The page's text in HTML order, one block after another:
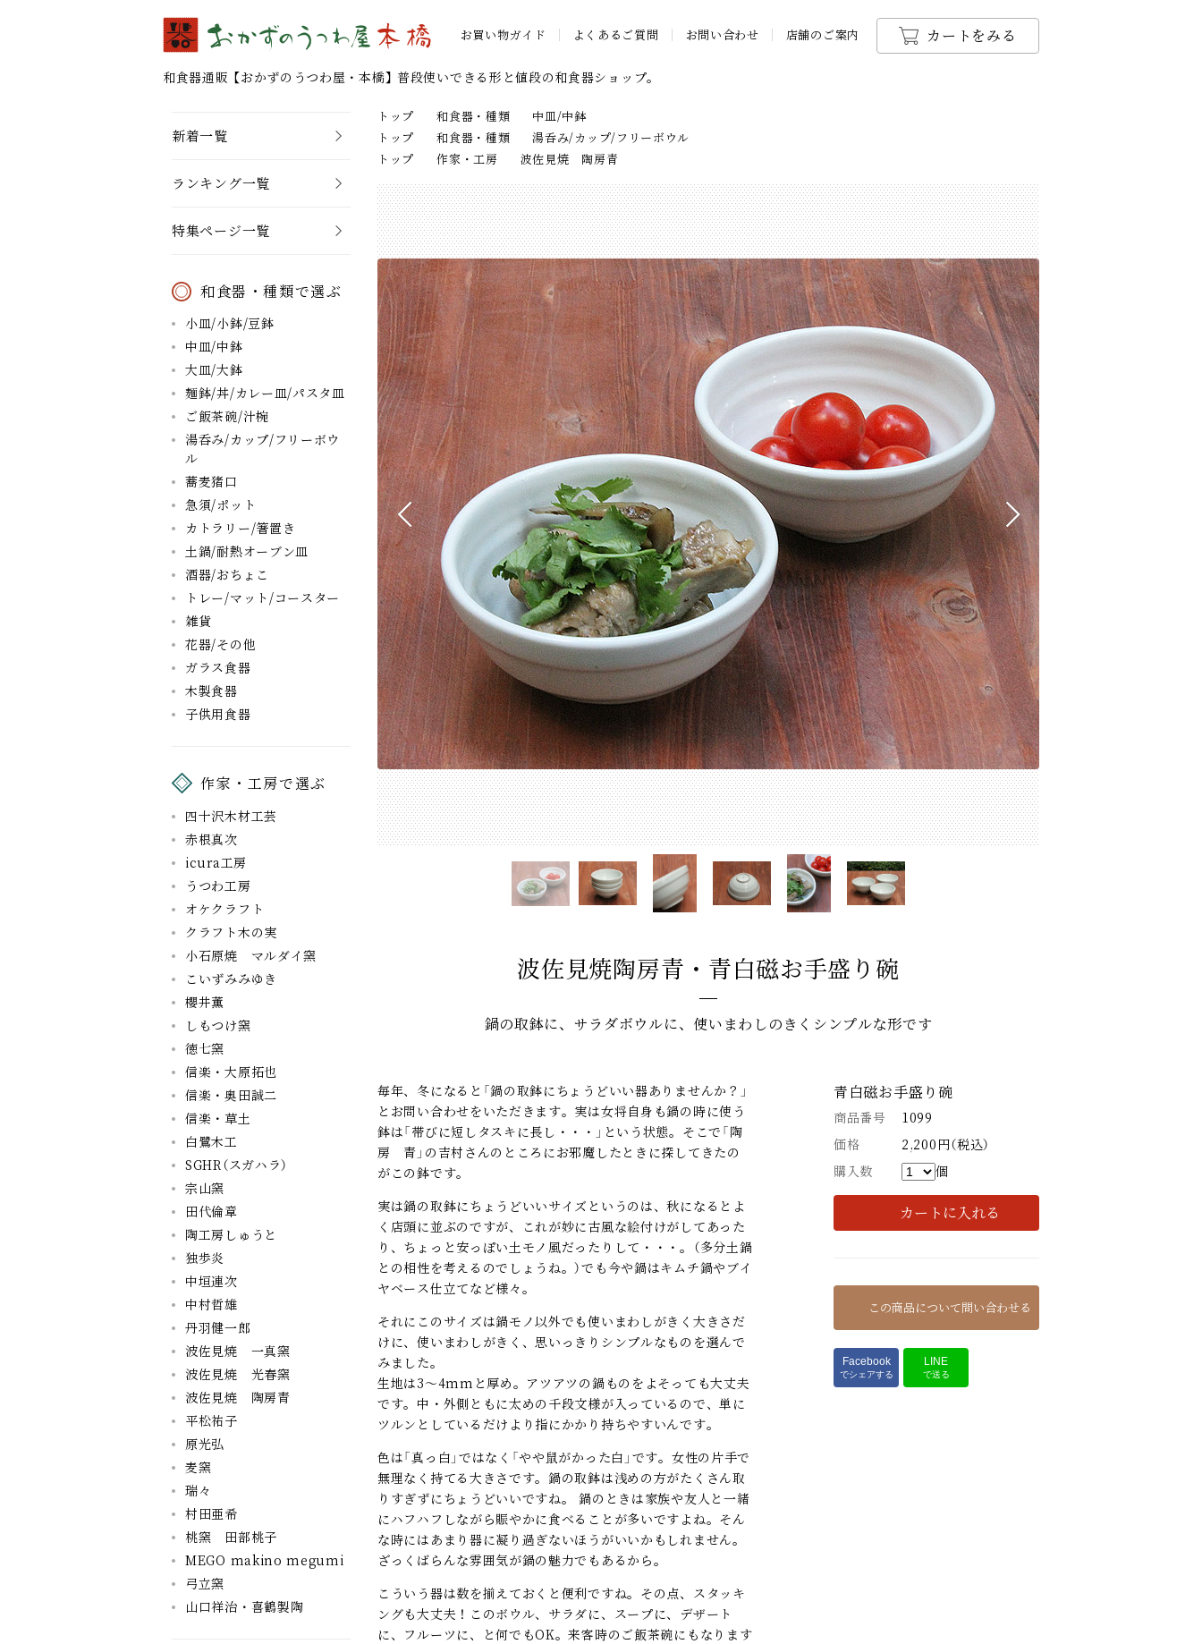
お買い物ガイド よくあるご質問 お問い合わせ 店舗のご案内 カートをみる
和食器通販 【おかずのうつわ屋・本橋】 普段使いできる形と値段の和食器ショップ。
トップ 和食器・種類
中皿/中鉢
トップ
和食器・種類
湯呑み/カップ/フリーボウル
トップ
作家・工房 波佐見焼 陶房青
波佐見焼陶房青・青白磁お手盛り碗
鍋の取鉢に、サラダボウルに、使いまわしのきくシンプルな形です
毎年、冬になると「鍋の取鉢にちょうどいい器ありませんか？」
とお問い合わせをいただきます。実は女将自身も鍋の時に使う
鉢は「帯びに短しタスキに長し・・・」という状態。そこで「陶
房 青」の吉村さんのところにお邪魔したときに探してきたの
がこの鉢です。
実は鍋の取鉢にちょうどいいサイズというのは、秋になるとよ
く店頭に並ぶのですが、これが妙に古風な絵付けがしてあった
り、ちょっと安っぽい土モノ風だったりして・・・。（多分土鍋
との相性を考えるのでしょうね。）でも今や鍋はキムチ鍋やブイ
ヤベース仕立てなど様々。
それにこのサイズは鍋モノ以外でも使いまわしがきく大きさだ
けに、使いまわしがきく、思いっきりシンプルなものを選んで
みました。
生地は3～4mmと厚め。アツアツの鍋ものをよそっても大丈夫
です。中・外側ともに太めの千段文様が入っているので、単に
ツルンとしているだけより指にかかり持ちやすいんです。
色は「真っ白」ではなく「やや鼠がかった白」です。女性の片手で
無理なく持てる大きさです。鍋の取鉢は浅めの方がたくさん取
りすぎずにちょうどいいですね。 鍋のときは家族や友人と一緒
にハフハフしながら賑やかに食べることが多いですよね。そん
な時にはあまり器に凝り過ぎないほうがいいかもしれません。
ざっくばらんな雰囲気が鍋の魅力でもあるから。
こういう器は数を揃えておくと便利ですね。その点、スタッキ
ングも大丈夫！このボウル、サラダに、スープに、デザート
に、フルーツに、と何でもOK。来客時のご飯茶碗にもなります
青白磁お手盛り碗
商品番号
1099
価格
2,200円（税込）
購入数
個
カートに入れる
この商品について問い合わせる
Facebook
でシェアする
LINE
で送る
新着一覧
ランキング一覧
特集ページ一覧
和食器・種類で選ぶ
小皿/小鉢/豆鉢
中皿/中鉢
大皿/大鉢
麺鉢/丼/カレー皿/パスタ皿
ご飯茶碗/汁椀
湯呑み/カップ/フリーボウ
ル
蕎麦猪口
急須/ポット
カトラリー/箸置き
土鍋/耐熱オーブン皿
酒器/おちょこ
トレー/マット/コースター
雑貨
花器/その他
ガラス食器
木製食器
子供用食器
作家・工房で選ぶ
四十沢木材工芸
赤根真次
icura工房
うつわ工房
オケクラフト
クラフト木の実
小石原焼 マルダイ窯
こいずみみゆき
櫻井薫
しもつけ窯
徳七窯
信楽・大原拓也
信楽・奥田誠二
信楽・草土
白鷺木工
SGHR（スガハラ）
宗山窯
田代倫章
陶工房しゅうと
独歩炎
中垣連次
中村哲雄
丹羽健一郎
波佐見焼 一真窯
波佐見焼 光春窯
波佐見焼 陶房青
平松祐子
原光弘
麦窯
瑞々
村田亜希
桃窯 田部桃子
MEGO makino megumi
弓立窯
山口祥治・喜鶴製陶